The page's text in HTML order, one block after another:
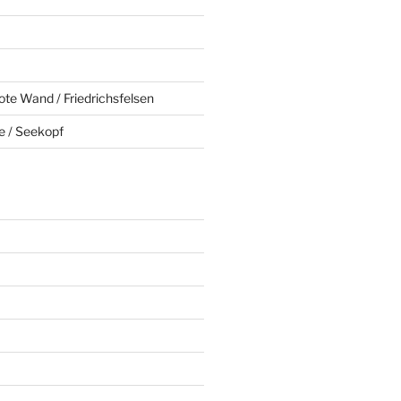
Wand / Friedrichsfelsen
/ Seekopf